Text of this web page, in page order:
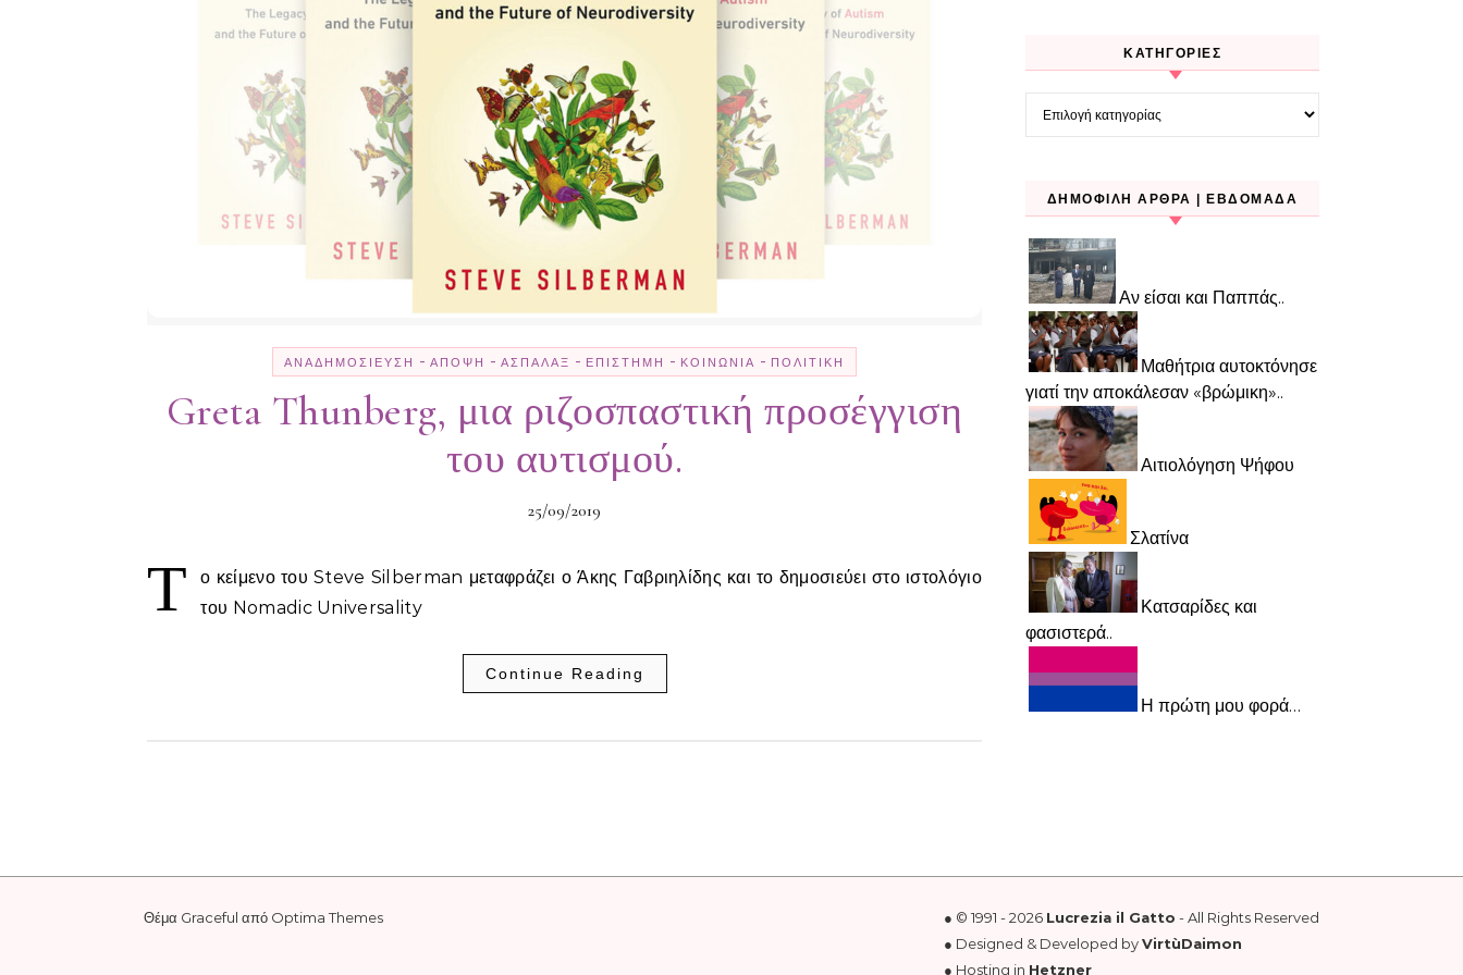
ΑΝΑΔΗΜΟΣΊΕΥΣΗ - ΆΠΟΨΗ - ΑΣΠΆΛΑΞ - ΕΠΙΣΤΉΜΗ - ΚΟΙΝΩΝΊΑ - ΠΟΛΙΤΙΚΉ
Greta Thunberg, μια ριζοσπαστική προσέγγιση
του αυτισμού.
25/09/2019
Τ
ο κείμενο του Steve Silberman μεταφράζει ο Άκης Γαβριηλίδης και το δημοσιεύει στο ιστολόγιο
του Nomadic Universality
Continue Reading
KΑΤΗΓΟΡΊΕΣ
Kατηγορίες
ΔΗΜΟΦΙΛΉ ΆΡΘΡΑ | ΕΒΔΟΜΆΔΑ
Αν είσαι και Παππάς..
Μαθήτρια αυτοκτόνησε
γιατί την αποκάλεσαν «βρώμικη»..
Αιτιολόγηση Ψήφου
Σλατίνα
Κατσαρίδες και
φασιστερά..
Η πρώτη μου φορά…
● © 1991 - 2026 Lucrezia il Gatto - All Rights Reserved
● Designed & Developed byVirtùDaimon
● Hosting in Hetzner
Θέμα Graceful από Optima Themes